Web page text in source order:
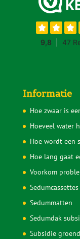
Informatie
Hoe zwaar is
Hoeveel water
Hoe wordt een
Hoe lang gaat
Voorkom
Sedumcassettes
Sedummatten
Sedumdak
Subsidie